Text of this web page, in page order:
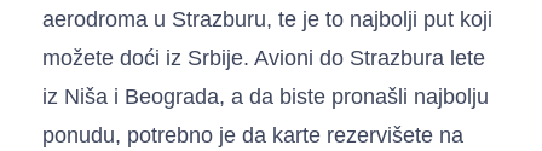
aerodroma u Strazburu, te je to najbolji put koji
možete doći iz Srbije. Avioni do Strazbura lete
iz Niša i Beograda, a da biste pronašli najbolju
ponudu, potrebno je da karte rezervišete na